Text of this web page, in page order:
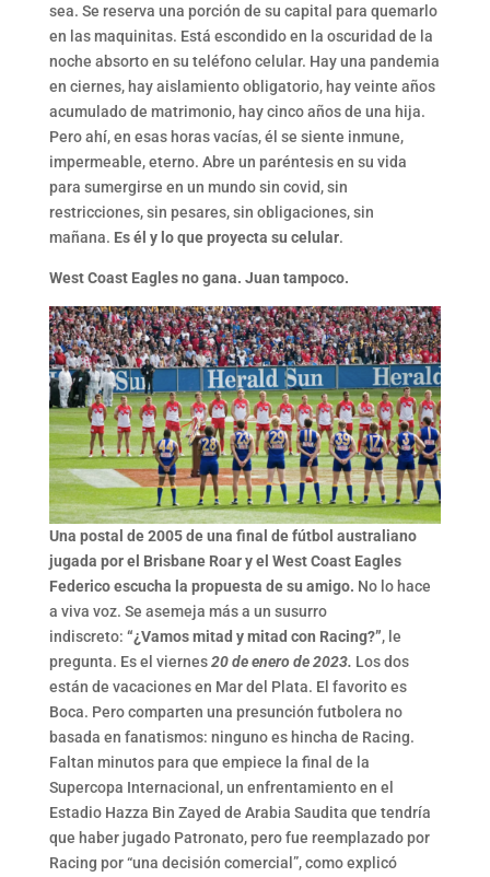
sea. Se reserva una porción de su capital para quemarlo
en las maquinitas. Está escondido en la oscuridad de la
noche absorto en su teléfono celular. Hay una pandemia
en ciernes, hay aislamiento obligatorio, hay veinte años
acumulado de matrimonio, hay cinco años de una hija.
Pero ahí, en esas horas vacías, él se siente inmune,
impermeable, eterno. Abre un paréntesis en su vida
para sumergirse en un mundo sin covid, sin
restricciones, sin pesares, sin obligaciones, sin
mañana. Es él y lo que proyecta su celular.
West Coast Eagles no gana. Juan tampoco.
Una postal de 2005 de una final de fútbol australiano
jugada por el Brisbane Roar y el West Coast Eagles
Federico escucha la propuesta de su amigo. No lo hace
a viva voz. Se asemeja más a un susurro
indiscreto: “¿Vamos mitad y mitad con Racing?”, le
pregunta. Es el viernes20 de enero de 2023. Los dos
están de vacaciones en Mar del Plata. El favorito es
Boca. Pero comparten una presunción futbolera no
basada en fanatismos: ninguno es hincha de Racing.
Faltan minutos para que empiece la final de la
Supercopa Internacional, un enfrentamiento en el
Estadio Hazza Bin Zayed de Arabia Saudita que tendría
que haber jugado Patronato, pero fue reemplazado por
Racing por “una decisión comercial”, como explicó